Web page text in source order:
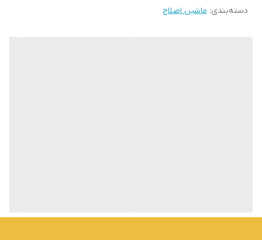
دسته‌بندی: ماشین اصلاح